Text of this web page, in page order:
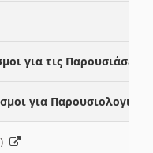
για τις Παρουσιάσεις
για Παρουσιολογια